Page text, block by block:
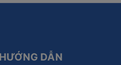
HƯỚNG DẪN